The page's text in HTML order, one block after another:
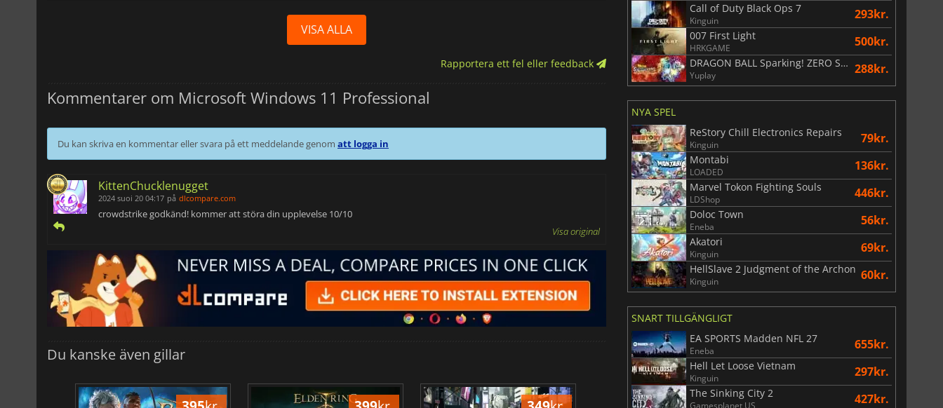
VISA ALLA
Rapportera ett fel eller feedback
Kommentarer om Microsoft Windows 11 Professional
Du kan skriva en kommentar eller svara på ett meddelande genom att logga in
KittenChucklenugget
2024 suoi 20 04:17 på dlcompare.com
crowdstrike godkänd! kommer att störa din upplevelse 10/10
Visa original
Du kanske även gillar
Call of Duty Black Ops 7
Kinguin 293kr.
007 First Light
HRKGAME 500kr.
DRAGON BALL Sparking! ZERO Super Limit Breaking NEO
Yuplay 288kr.
NYA SPEL
ReStory Chill Electronics Repairs
Kinguin 79kr.
Montabi
LOADED 136kr.
Marvel Tokon Fighting Souls
LDShop 446kr.
Doloc Town
Eneba 56kr.
Akatori
Kinguin 69kr.
HellSlave 2 Judgment of the Archon
Kinguin 60kr.
SNART TILLGÄNGLIGT
EA SPORTS Madden NFL 27
Eneba 655kr.
Hell Let Loose Vietnam
Kinguin 297kr.
The Sinking City 2
Gamesplanet US 427kr.